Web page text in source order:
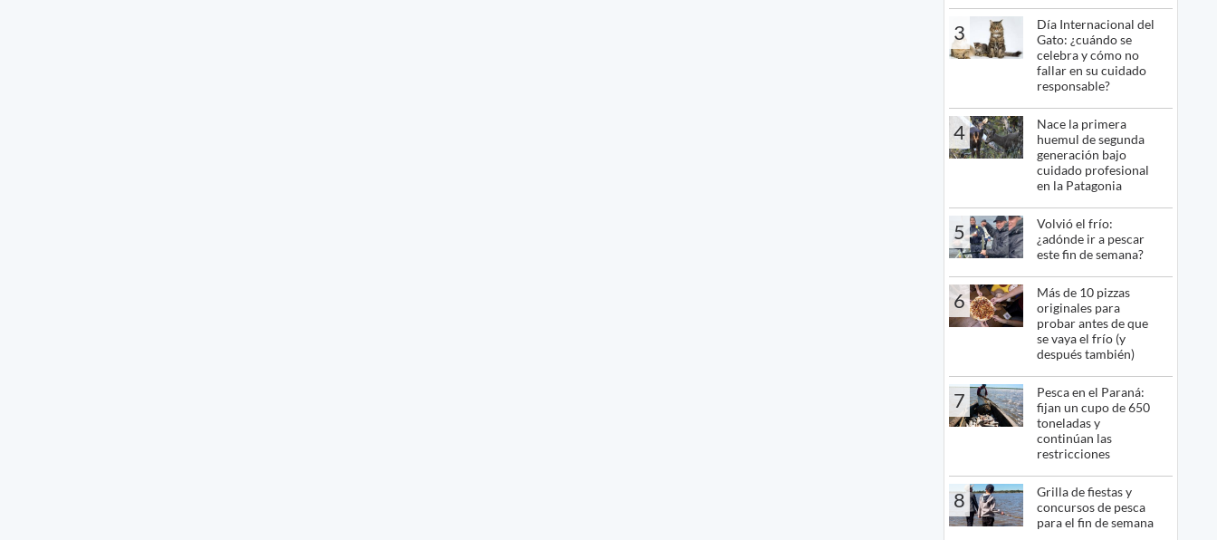
3
Día Internacional del
Gato: ¿cuándo se
celebra y cómo no
fallar en su cuidado
responsable?
4
Nace la primera
huemul de segunda
generación bajo
cuidado profesional
en la Patagonia
5
Volvió el frío:
¿adónde ir a pescar
este fin de semana?
6
Más de 10 pizzas
originales para
probar antes de que
se vaya el frío (y
después también)
7
Pesca en el Paraná:
fijan un cupo de 650
toneladas y
continúan las
restricciones
8
Grilla de fiestas y
concursos de pesca
para el fin de semana